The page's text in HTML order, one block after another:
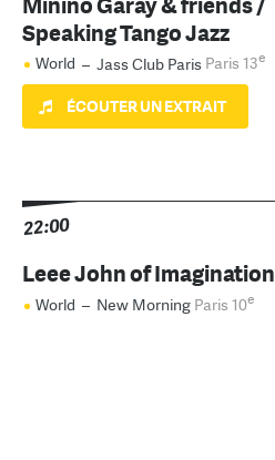
Speaking Tango Jazz
World – Jass Club Paris Paris 13e
ÉCOUTER UN EXTRAIT
22:00
Leee John of Imagination
World – New Morning Paris 10e